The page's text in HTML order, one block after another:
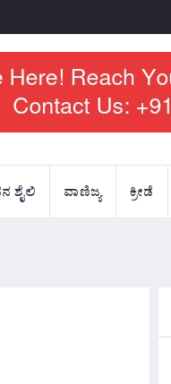
ಶೈಲಿ ವಾಣಿಜ್ಯ ಕ್ರೀಡೆ